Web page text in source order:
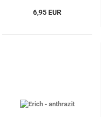
6,95 EUR